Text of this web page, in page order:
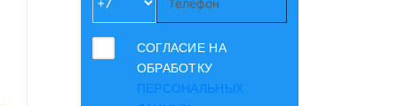
СОГЛАСИЕ НА
ОБРАБОТКУ
ПЕРСОНАЛЬНЫХ